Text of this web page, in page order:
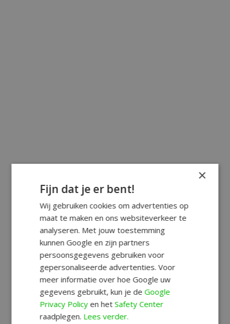
×
Fijn dat je er bent!
Wij gebruiken cookies om advertenties op
maat te maken en ons websiteverkeer te
analyseren. Met jouw toestemming
kunnen Google en zijn partners
persoonsgegevens gebruiken voor
gepersonaliseerde advertenties. Voor
meer informatie over hoe Google uw
gegevens gebruikt, kun je deGoogle
Privacy Policyen hetSafety Center
raadplegen. Lees verder.